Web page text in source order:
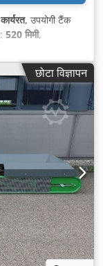
, उपयोगी टैंक
520 मिमी,
छोटा विज्ञापन